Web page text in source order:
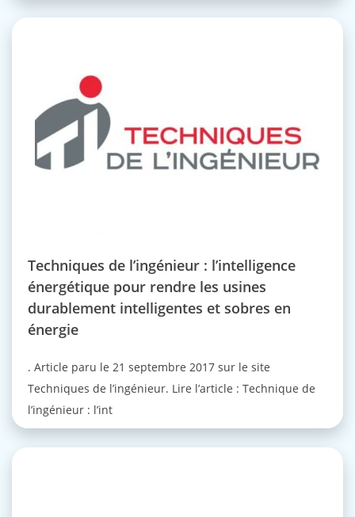
Techniques de l’ingénieur : l’intelligence
énergétique pour rendre les usines
durablement intelligentes et sobres en
énergie
. Article paru le 21 septembre 2017 sur le site
Techniques de l’ingénieur. Lire l’article : Technique de
l’ingénieur : l’int